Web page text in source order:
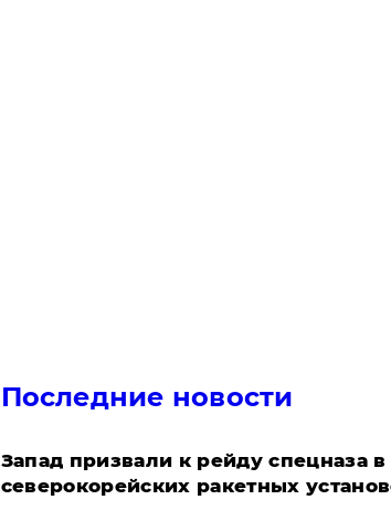
Последние новости
Запад призвали к рейду спецназа
северокорейских ракетных